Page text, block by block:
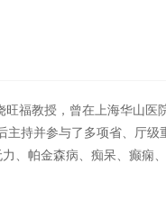
福教授，曾在上海华山医
持并参与了多项省、厅
帕金森病、痴呆、癫痫